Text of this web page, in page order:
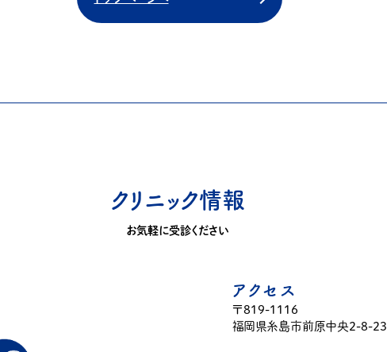
クリニック情報
お気軽に受診ください
アクセス
〒819-1116
福岡県糸島市前原中央2-8-23